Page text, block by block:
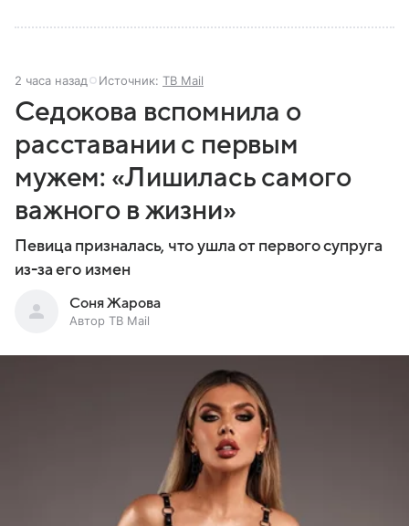
2 часа назад Источник: ТВ Mail
Седокова вспомнила о
расставании с первым
мужем: «Лишилась самого
важного в жизни»
Певица призналась, что ушла от первого супруга
из-за его измен
Соня Жарова
Автор ТВ Mail